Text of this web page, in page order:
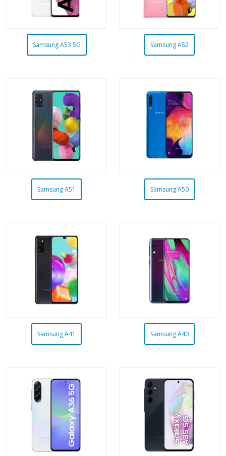
Samsung A53 5G Samsung A52
Samsung A51 Samsung A50
Samsung A41 Samsung A40